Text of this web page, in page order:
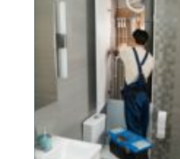
tydligare på husen.
Många vill undvika ett
kostsamt fullständigt